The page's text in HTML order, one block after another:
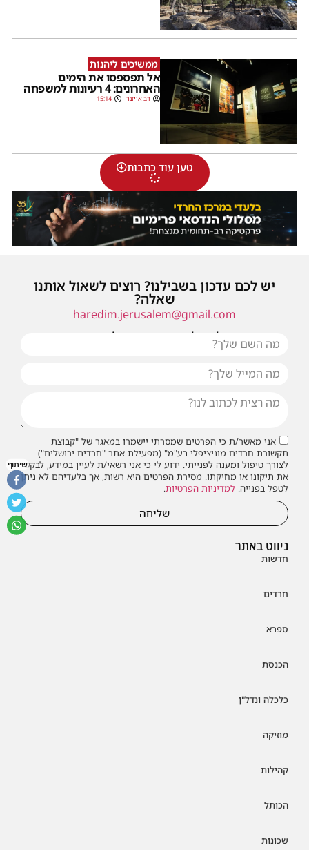
ממשיכים ליהנות
אל תפספסו את הימים
האחרונים: 4 רעיונות למשפחה
דב אייזנר 15:14
טען עוד כתבות
ניווט באתר
חדשות
חרדים
ספרא
הכנסת
כלכלה ונדל"ן
מוזיקה
קהילות
הכותל
שכונות
יש לכם עדכון בשבילנו? רוצים לשאול אותנו
שאלה?
haredim.jerusalem@gmail.com
או שילחו אלינו פנייה ונחזור אליכם בהקדם
אני מאשר/ת כי הפרטים שמסרתי יישמרו במאגר של "קבוצת
תקשורת חרדים מוניציפלי בע"מ" (מפעילת אתר "חרדים ירושלים")
לצורך טיפול ומענה לפנייתי. ידוע לי כי אני רשאי/ת לעיין במידע, לבקש
את תיקונו או מחיקתו. מסירת הפרטים היא רשות, אך בלעדיהם לא ניתן
לטפל בפנייה. למדיניות הפרטיות.
שליחה
שיתוף